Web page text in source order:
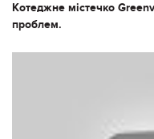
Котеджне містечко
проблем.